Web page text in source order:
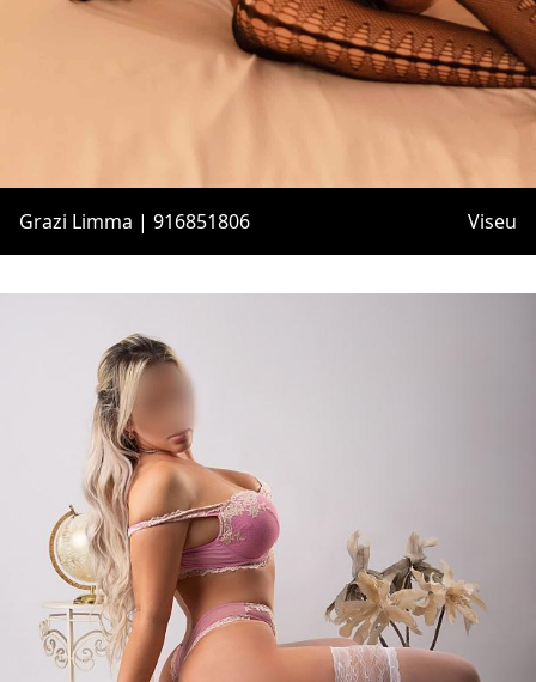
Grazi Limma | 916851806 Viseu